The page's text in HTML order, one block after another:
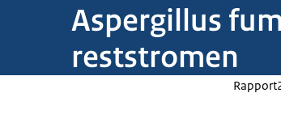
Aspergillus
reststromen
Rapport